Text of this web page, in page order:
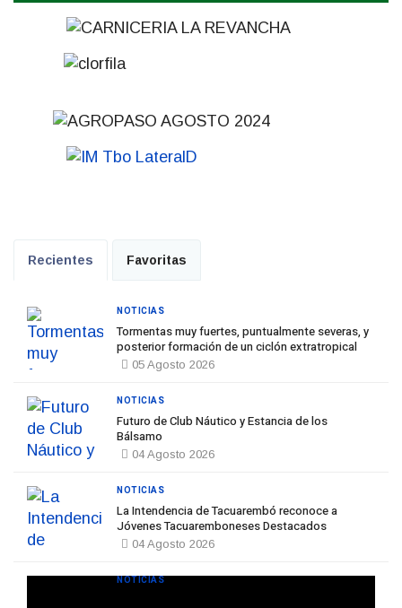
Recientes Favoritas
Tormentas muy fuertes, puntualmente severas, y
posterior formación de un ciclón extratropical
05 Agosto 2026
NOTICIAS
Futuro de Club Náutico y Estancia de los
Bálsamo
04 Agosto 2026
NOTICIAS
La Intendencia de Tacuarembó reconoce a
Jóvenes Tacuaremboneses Destacados
04 Agosto 2026
NOTICIAS
NOTICIAS